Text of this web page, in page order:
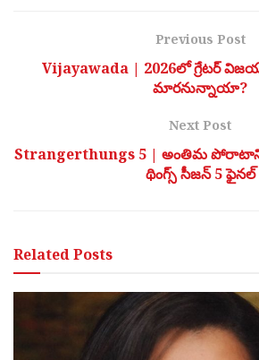
Previous Post
Vijayawada | 2026లో గ్రేటర్
మారనున్నాయా?
Next Post
Strangerthungs 5 | అంతిమ పోరాటానికి
థింగ్స్ సీజన్ 5 ఫైనల్
RelatedPosts